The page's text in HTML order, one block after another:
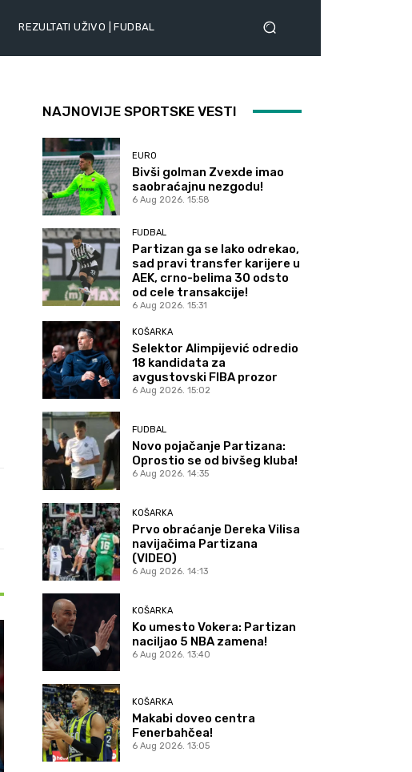
REZULTATI UŽIVO | FUDBAL
NAJNOVIJE SPORTSKE VESTI
EURO
Bivši golman Zvexde imao
saobraćajnu nezgodu!
6 Aug 2026. 15:58
FUDBAL
Partizan ga se lako odrekao,
sad pravi transfer karijere u
AEK, crno-belima 30 odsto
od cele transakcije!
6 Aug 2026. 15:31
KOŠARKA
Selektor Alimpijević odredio
18 kandidata za
avgustovski FIBA prozor
6 Aug 2026. 15:02
FUDBAL
Novo pojačanje Partizana:
Oprostio se od bivšeg kluba!
6 Aug 2026. 14:35
KOŠARKA
Prvo obraćanje Dereka Vilisa
navijačima Partizana
(VIDEO)
6 Aug 2026. 14:13
KOŠARKA
Ko umesto Vokera: Partizan
naciljao 5 NBA zamena!
6 Aug 2026. 13:40
KOŠARKA
Makabi doveo centra
Fenerbahčea!
6 Aug 2026. 13:05